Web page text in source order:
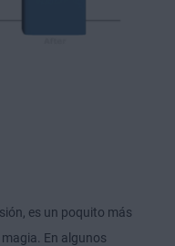
es un poquito más
En algunos